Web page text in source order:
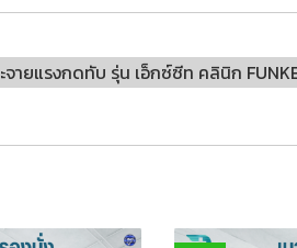
จายแรงกดทับ รุ่น เอ็กซ์ซีท คลินิก